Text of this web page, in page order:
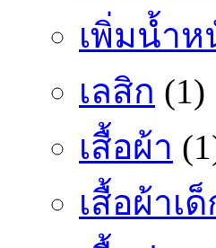
เพิ่มน้ำห
เลสิก (1)
เสื้อผ้า
เสื้อผ้าเด็